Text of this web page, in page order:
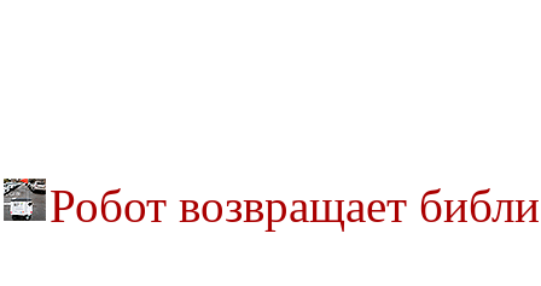
Робот возвращает